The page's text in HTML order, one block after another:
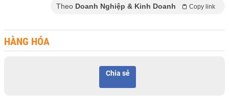
Theo Doanh Nghiệp & Kinh Doanh Copy link
HÀNG HÓA
Chia sẻ